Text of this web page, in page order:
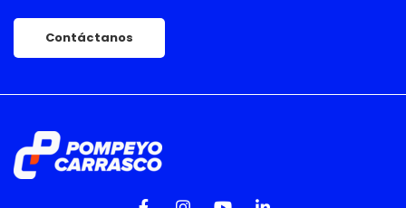
Contáctanos